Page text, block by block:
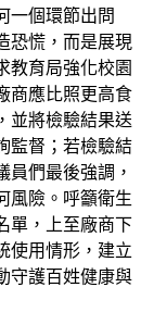
一個環節出問
恐慌，而是展現
教育局強化校園
商應比照更高食
並將檢驗結果送
監督；若檢驗結
員們最後強調，
風險。呼籲衛生
單，上至廠商下
使用情形，建立
守護百姓健康與